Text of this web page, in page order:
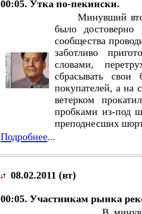
00:05. Утка по-пекински.
Минувший
было достоверно
сообщества
заботливо
словами,
сбрасывать
покупателей, а на
ветерком
пробками из-под
преподнесших
Подробнее...
08.02.2011 (вт)
00:05. Участникам рынка